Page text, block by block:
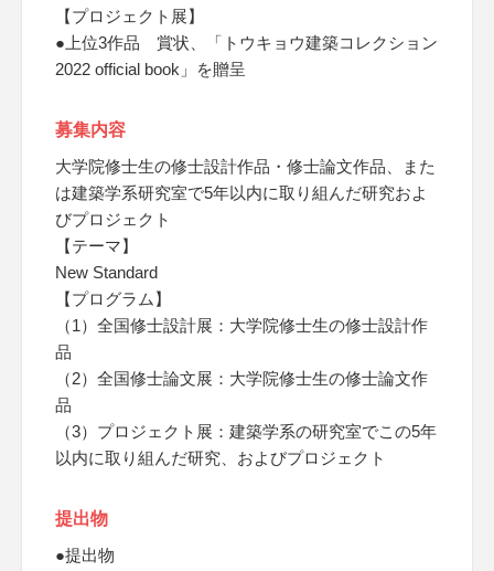
【プロジェクト展】
●上位3作品 賞状、「トウキョウ建築コレクション
2022 official book」を贈呈
募集内容
大学院修士生の修士設計作品・修士論文作品、また
は建築学系研究室で5年以内に取り組んだ研究およ
びプロジェクト
【テーマ】
New Standard
【プログラム】
（1）全国修士設計展：大学院修士生の修士設計作
品
（2）全国修士論文展：大学院修士生の修士論文作
品
（3）プロジェクト展：建築学系の研究室でこの5年
以内に取り組んだ研究、およびプロジェクト
提出物
●提出物